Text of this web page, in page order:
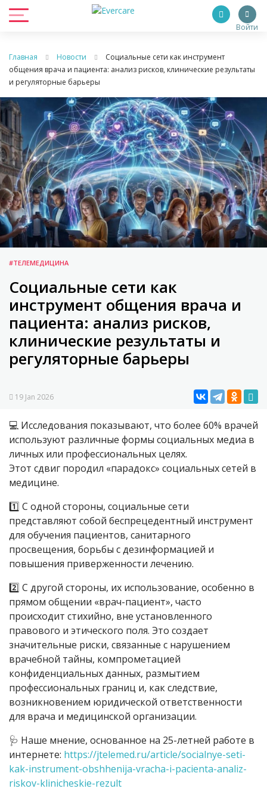
Войти
Главная Новости
Социальные сети как инструмент
общения врача и пациента: анализ рисков, клинические результаты
и регуляторные барьеры
#ТЕЛЕМЕДИЦИНА
Социальные сети как
инструмент общения врача и
пациента: анализ рисков,
клинические результаты и
регуляторные барьеры
19 Jan 2026
💻 Исследования показывают, что более 60% врачей
используют различные формы социальных медиа в
личных или профессиональных целях.
Этот сдвиг породил «парадокс» социальных сетей в
медицине.
1️⃣ С одной стороны, социальные сети
представляют собой беспрецедентный инструмент
для обучения пациентов, санитарного
просвещения, борьбы с дезинформацией и
повышения приверженности лечению.
2️⃣ С другой стороны, их использование, особенно в
прямом общении «врач-пациент», часто
происходит стихийно, вне установленного
правового и этического поля. Это создает
значительные риски, связанные с нарушением
врачебной тайны, компрометацией
конфиденциальных данных, размытием
профессиональных границ и, как следствие,
возникновением юридической ответственности
для врача и медицинской организации.
🩺 Наше мнение, основанное на 25-летней работе в
интернете: https://jtelemed.ru/article/socialnye-seti-
kak-instrument-obshhenija-vracha-i-pacienta-analiz-
riskov-klinicheskie-rezult